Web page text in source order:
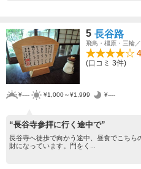
5 長谷路
飛鳥・橿原・三輪
(口コミ 3件)
¥---- ¥1,000～¥1,999 ¥----
“長谷寺参拝に行く途中で”
長谷寺へ徒歩で向かう途中、昼食でこち
財になっています。門をく...